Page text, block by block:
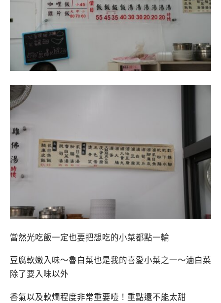
當然光吃飯一定也要把想吃的小菜都點一輪
豆腐軟嫩入味～魯白菜也是我的喜愛小菜之一～滷白菜
除了要入味以外
香氣以及軟爛程度非常重要噎！重點還不能太甜